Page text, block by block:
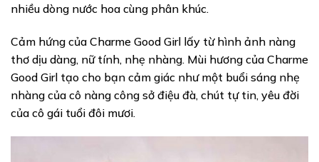
nhiều dòng nước hoa cùng phân khúc.
Cảm hứng của Charme Good Girl lấy từ hình ảnh nàng
thơ dịu dàng, nữ tính, nhẹ nhàng. Mùi hương của Charme
Good Girl tạo cho bạn cảm giác như một buổi sáng nhẹ
nhàng của cô nàng công sở điệu đà, chút tự tin, yêu đời
của cô gái tuổi đôi mươi.